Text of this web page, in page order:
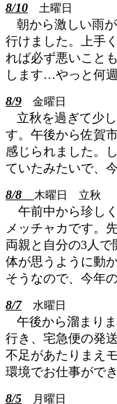
8/10 土曜日
朝から激しい雨
行けました。上手
れば必ず悪いこと
します…やっと何
8/9 金曜日
立秋を過ぎて少
す。午後から佐賀
感じられました。
ていたみたいで、
8/8
木曜日 立秋
午前中から珍し
メッチャカです。
両親と自分の3人
体が思うように動
そうなので、今年
8/7水曜日
午後から溜まり
行き、宅急便の発
不足があたりまえ
環境でお仕事がで
8/5 月曜日